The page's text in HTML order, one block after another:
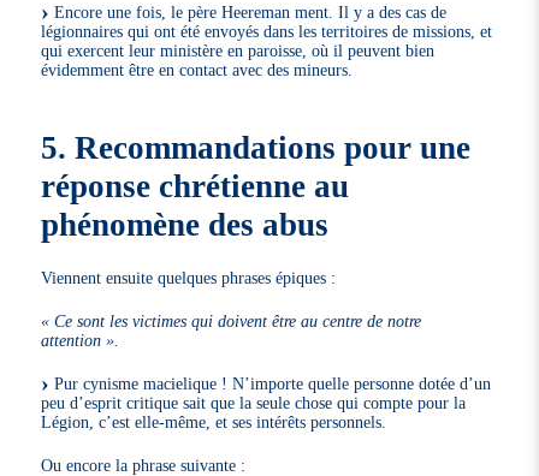
Encore une fois, le père Heereman ment. Il y a des cas de
légionnaires qui ont été envoyés dans les territoires de missions, et
qui exercent leur ministère en paroisse, où il peuvent bien
évidemment être en contact avec des mineurs.
5. Recommandations pour une
réponse chrétienne au
phénomène des abus
Viennent ensuite quelques phrases épiques :
« Ce sont les victimes qui doivent être au centre de notre
attention ».
Pur cynisme macielique ! N’importe quelle personne dotée d’un
peu d’esprit critique sait que la seule chose qui compte pour la
Légion, c’est elle-même, et ses intérêts personnels.
Ou encore la phrase suivante :